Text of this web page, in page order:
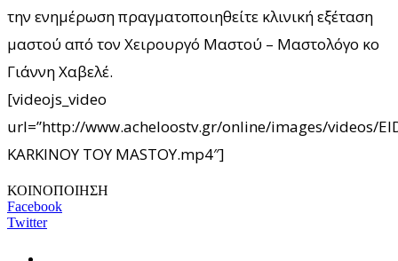
την ενημέρωση πραγματοποιηθείτε κλινική εξέταση
μαστού από τον Χειρουργό Μαστού – Μαστολόγο κο
Γιάννη Χαβελέ.
[videojs_video
url=”http://www.acheloostv.gr/online/images/videos/
KARKINOY TOY MASTOY.mp4″]
ΚΟΙΝΟΠΟΙΗΣΗ
Facebook
Twitter